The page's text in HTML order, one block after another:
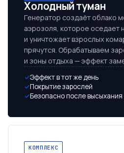
Холодный туман
Генератор создаёт облако
аэрозоля, которое оседает
и уничтожает взрослых
прячутся. Обрабатываем
и зоны отдыха — эффект
Эффект в тот же день
Покрытие зарослей
Безопасно после высыхания
КОМПЛЕКС